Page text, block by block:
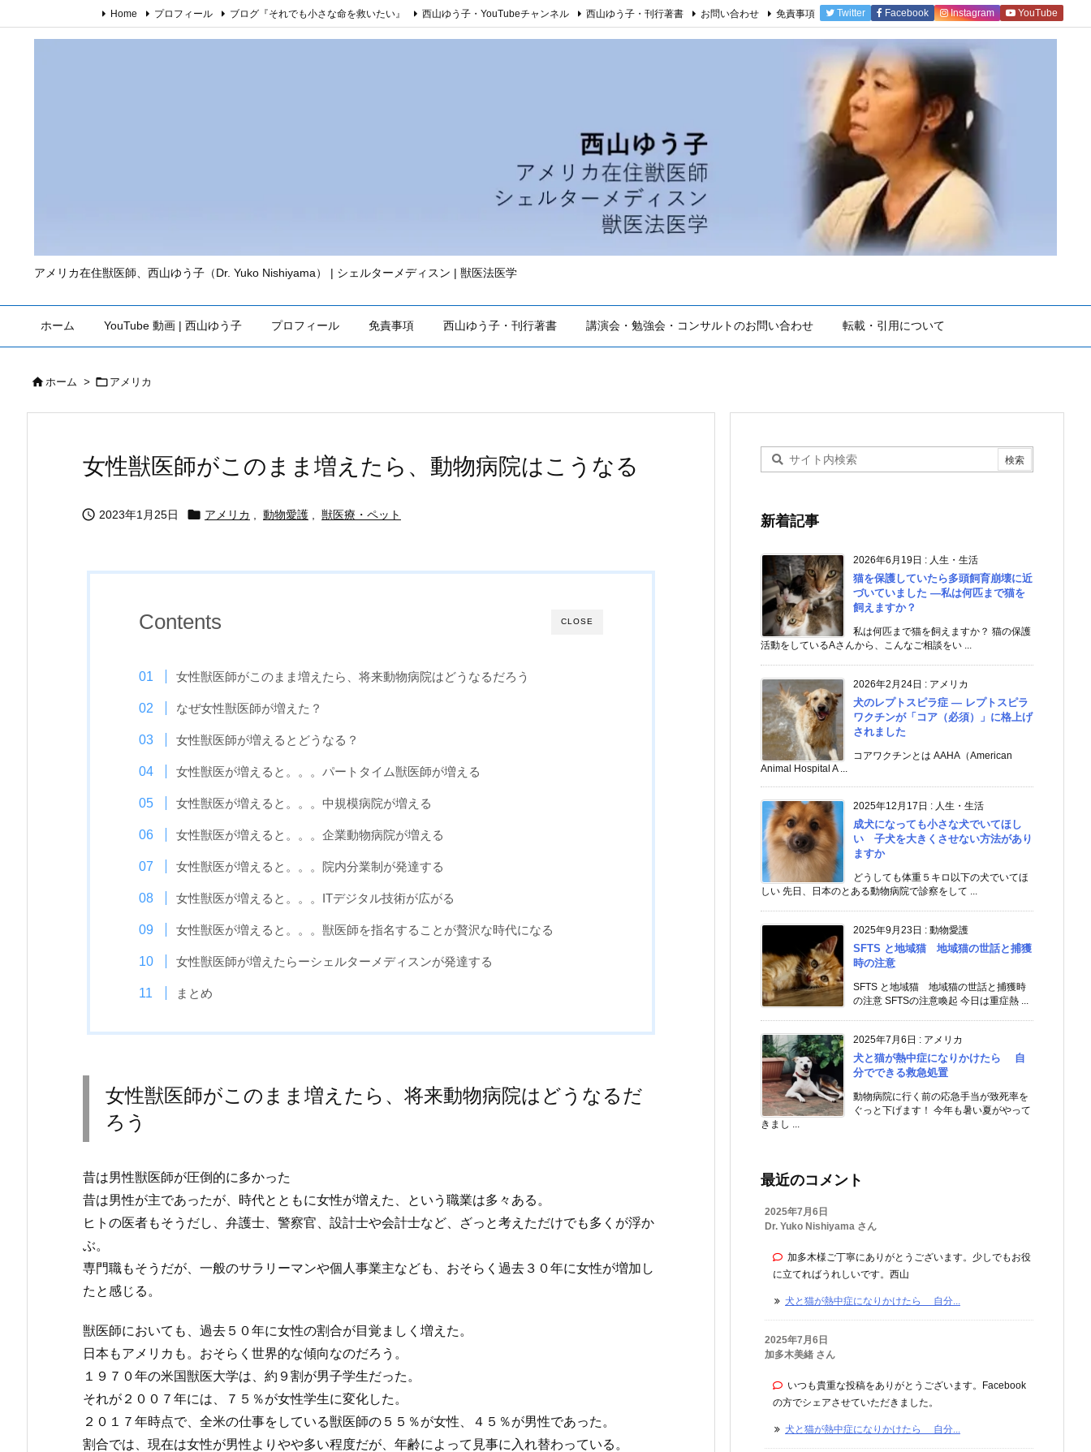
アメリカ在住獣医師、西山ゆう子（Dr. Yuko Nishiyama） | シェルターメディスン | 獣医法医学
ホーム YouTube 動画 | 西山ゆう子 プロフィール 免責事項 西山ゆう子・刊行著書 講演会・勉強会・コンサルトのお問い合わせ 転載・引用について
Home プロフィール ブログ『それでも小さな命を救いたい』 西山ゆう子・YouTubeチャンネル 西山ゆう子・刊行著書 お問い合わせ 免責事項 Twitter Facebook Instagram YouTube
 ホーム >  アメリカ
女性獣医師がこのまま増えたら、動物病院はこうなる
 2023年1月25日  アメリカ 動物愛護 獣医療・ペット
CLOSE
Contents
女性獣医師がこのまま増えたら、将来動物病院はどうなるだろう
なぜ女性獣医師が増えた？
女性獣医師が増えるとどうなる？
女性獣医が増えると。。。パートタイム獣医師が増える
女性獣医が増えると。。。中規模病院が増える
女性獣医が増えると。。。企業動物病院が増える
女性獣医が増えると。。。院内分業制が発達する
女性獣医が増えると。。。ITデジタル技術が広がる
女性獣医が増えると。。。獣医師を指名することが贅沢な時代になる
女性獣医師が増えたらーシェルターメディスンが発達する
まとめ
女性獣医師がこのまま増えたら、将来動物病院はどうなるだ
ろう
昔は男性獣医師が圧倒的に多かった
昔は男性が主であったが、時代とともに女性が増えた、という職業は多々ある。
ヒトの医者もそうだし、弁護士、警察官、設計士や会計士など、ざっと考えただけでも多くが浮か
ぶ。
専門職もそうだが、一般のサラリーマンや個人事業主なども、おそらく過去３０年に女性が増加し
たと感じる。
獣医師においても、過去５０年に女性の割合が目覚ましく増えた。
日本もアメリカも。おそらく世界的な傾向なのだろう。
１９７０年の米国獣医大学は、約９割が男子学生だった。
それが２００７年には、７５％が女性学生に変化した。
２０１７年時点で、全米の仕事をしている獣医師の５５％が女性、４５％が男性であった。
割合では、現在は女性が男性よりやや多い程度だが、年齢によって見事に入れ替わっている。
新着記事
2026年6月19日 : 人生・生活
猫を保護していたら多頭飼育崩壊に近
づいていました ―私は何匹まで猫を
飼えますか？
私は何匹まで猫を飼えますか？ 猫の保護
活動をしているAさんから、こんなご相談をい ...
2026年2月24日 : アメリカ
犬のレプトスピラ症 ― レプトスピラ
ワクチンが「コア（必須）」に格上げ
されました
コアワクチンとは AAHA（American
Animal Hospital A ...
2025年12月17日 : 人生・生活
成犬になっても小さな犬でいてほし
い 子犬を大きくさせない方法があり
ますか
どうしても体重５キロ以下の犬でいてほ
しい 先日、日本のとある動物病院で診察をして ...
2025年9月23日 : 動物愛護
SFTS と地域猫 地域猫の世話と捕獲
時の注意
SFTS と地域猫 地域猫の世話と捕獲時
の注意 SFTSの注意喚起 今日は重症熱 ...
2025年7月6日 : アメリカ
犬と猫が熱中症になりかけたら 自
分でできる救急処置
動物病院に行く前の応急手当が致死率を
ぐっと下げます！ 今年も暑い夏がやって
きまし ...
最近のコメント
2025年7月6日
Dr. Yuko Nishiyama さん
加多木様ご丁寧にありがとうございます。少しでもお役
に立てればうれしいです。西山
犬と猫が熱中症になりかけたら 自分...
2025年7月6日
加多木美緒 さん
いつも貴重な投稿をありがとうございます。Facebook
の方でシェアさせていただきました。
犬と猫が熱中症になりかけたら 自分...